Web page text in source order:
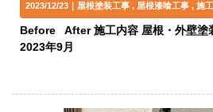
2023/12/23｜ 屋根塗装工事 屋根漆喰工事 施
Before After 施工内容 屋根・外壁塗
2023年9月